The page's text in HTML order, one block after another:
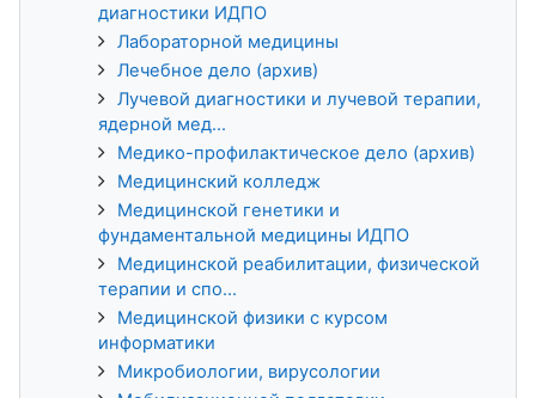
диагностики ИДПО
Лабораторной медицины
Лечебное дело (архив)
Лучевой диагностики и лучевой терапии,
ядерной мед...
Медико-профилактическое дело (архив)
Медицинский колледж
Медицинской генетики и
фундаментальной медицины ИДПО
Медицинской реабилитации, физической
терапии и спо...
Медицинской физики с курсом
информатики
Микробиологии, вирусологии